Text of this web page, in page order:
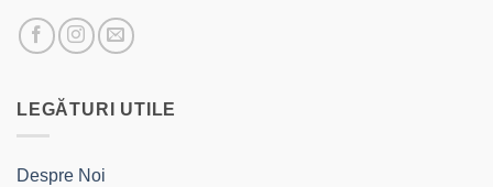
LEGĂTURI UTILE
Despre Noi